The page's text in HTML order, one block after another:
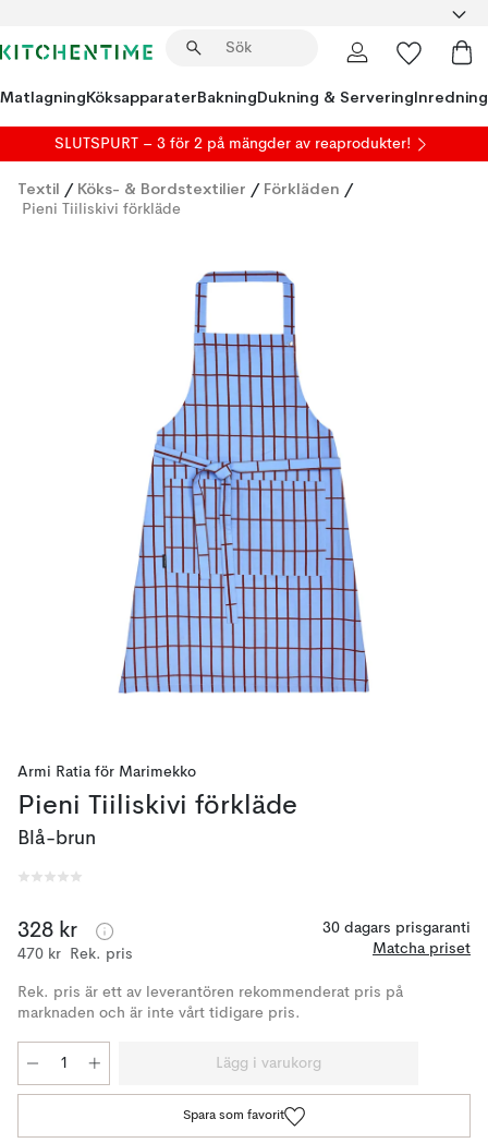
MatlagningKöksapparaterBakningDukning & ServeringInredning
SLUTSPURT – 3 för 2 på mängder av reaprodukter!
Textil / Köks- & Bordstextilier / Förkläden /
Pieni Tiiliskivi förkläde
Armi Ratia för Marimekko
Pieni Tiiliskivi förkläde
Blå-brun
328 kr
470 kr Rek. pris
30 dagars prisgaranti
Matcha priset
Rek. pris är ett av leverantören rekommenderat pris på
marknaden och är inte vårt tidigare pris.
Lägg i varukorg
Spara som favorit